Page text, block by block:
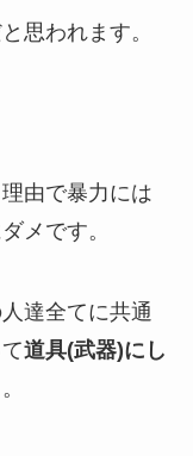
思われます。
由で暴力には
メです。
達全てに共通
道具(武器)にし